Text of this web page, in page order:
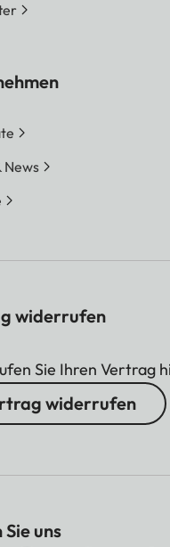
News
widerrufen
Sie Ihren Vertrag
widerrufen
uns